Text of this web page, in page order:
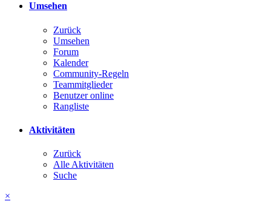
Umsehen
Zurück
Umsehen
Forum
Kalender
Community-Regeln
Teammitglieder
Benutzer online
Rangliste
Aktivitäten
Zurück
Alle Aktivitäten
Suche
×